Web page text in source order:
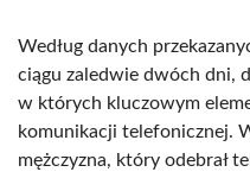
Według danych
ciągu zaledwie dwóch dni,
w których kluczowym
komunikacji telefonicznej.
mężczyzna, który odebrał